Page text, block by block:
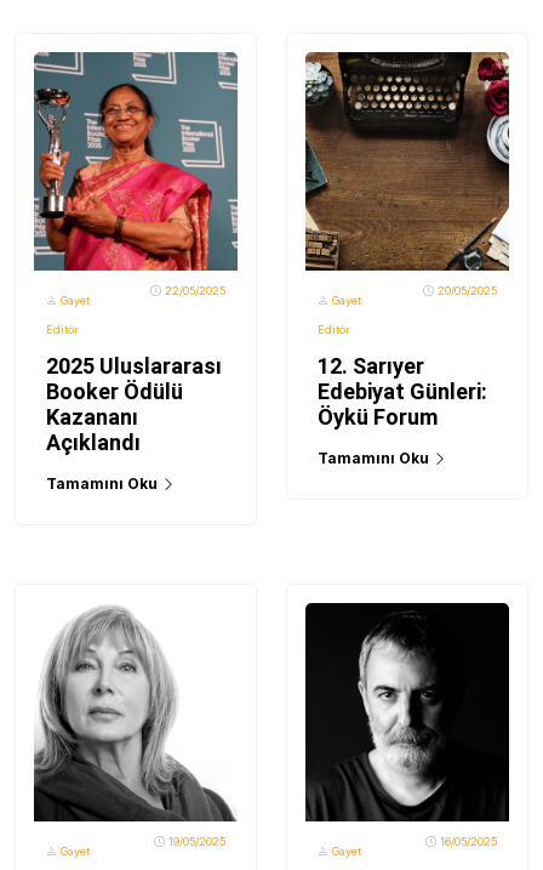
Gayet
Editör
22/05/2025
2025 Uluslararası
Booker Ödülü
Kazananı
Açıklandı
Tamamını Oku
Gayet
Editör
20/05/2025
12. Sarıyer
Edebiyat Günleri:
Öykü Forum
Tamamını Oku
Gayet
19/05/2025
Gayet
16/05/2025